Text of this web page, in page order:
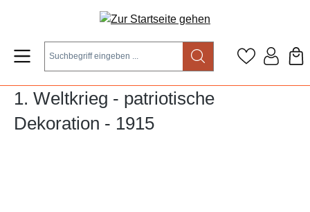
Zum Hauptinhalt springen
1. Weltkrieg - patriotische
Dekoration - 1915